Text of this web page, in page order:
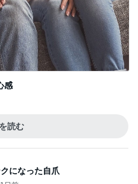
感
読む
になった自爪